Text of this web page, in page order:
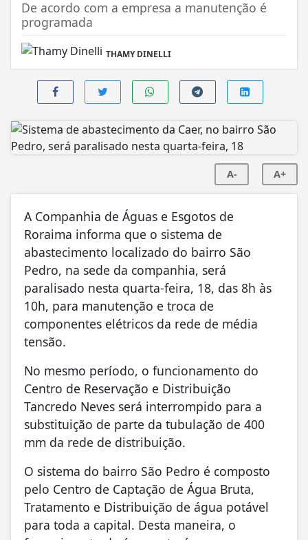
De acordo com a empresa a manutenção é
programada
THAMY DINELLI
A- A+
A Companhia de Águas e Esgotos de
Roraima informa que o sistema de
abastecimento localizado do bairro São
Pedro, na sede da companhia, será
paralisado nesta quarta-feira, 18, das 8h às
10h, para manutenção e troca de
componentes elétricos da rede de média
tensão.
No mesmo período, o funcionamento do
Centro de Reservação e Distribuição
Tancredo Neves será interrompido para a
substituição de parte da tubulação de 400
mm da rede de distribuição.
O sistema do bairro São Pedro é composto
pelo Centro de Captação de Água Bruta,
Tratamento e Distribuição de água potável
para toda a capital. Desta maneira, o